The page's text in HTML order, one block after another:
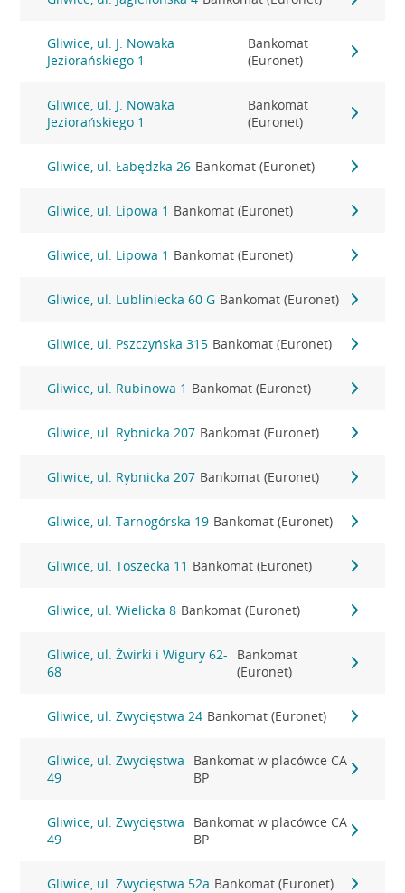
Gliwice, ul. J. Nowaka
Jeziorańskiego 1
Bankomat
(Euronet)
Gliwice, ul. J. Nowaka
Jeziorańskiego 1
Bankomat
(Euronet)
Gliwice, ul. Łabędzka 26 Bankomat (Euronet)
Gliwice, ul. Lipowa 1 Bankomat (Euronet)
Gliwice, ul. Lipowa 1 Bankomat (Euronet)
Gliwice, ul. Lubliniecka 60 G Bankomat (Euronet)
Gliwice, ul. Pszczyńska 315 Bankomat (Euronet)
Gliwice, ul. Rubinowa 1 Bankomat (Euronet)
Gliwice, ul. Rybnicka 207 Bankomat (Euronet)
Gliwice, ul. Rybnicka 207 Bankomat (Euronet)
Gliwice, ul. Tarnogórska 19 Bankomat (Euronet)
Gliwice, ul. Toszecka 11 Bankomat (Euronet)
Gliwice, ul. Wielicka 8 Bankomat (Euronet)
Gliwice, ul. Żwirki i Wigury 62-
68
Bankomat
(Euronet)
Gliwice, ul. Zwycięstwa 24 Bankomat (Euronet)
Gliwice, ul. Zwycięstwa
49
Bankomat w placówce CA
BP
Gliwice, ul. Zwycięstwa
49
Bankomat w placówce CA
BP
Gliwice, ul. Zwycięstwa 52a Bankomat (Euronet)